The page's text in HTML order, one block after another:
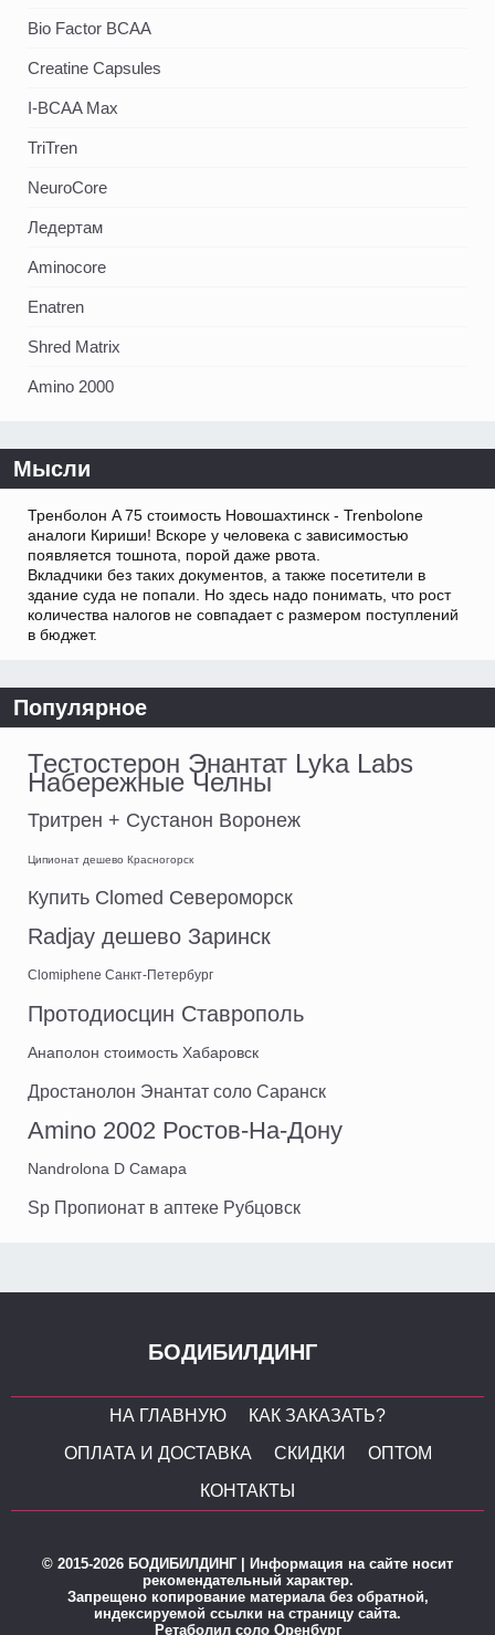
Bio Factor BCAA
Creatine Capsules
I-BCAA Max
TriTren
NeuroCore
Ледертам
Aminocore
Enatren
Shred Matrix
Amino 2000
Мысли
Тренболон A 75 стоимость Новошахтинск - Trenbolone
аналоги Кириши! Вскоре у человека с зависимостью
появляется тошнота, порой даже рвота.
Вкладчики без таких документов, а также посетители в
здание суда не попали. Но здесь надо понимать, что рост
количества налогов не совпадает с размером поступлений
в бюджет.
Популярное
Тестостерон Энантат Lyka Labs
Набережные Челны
Тритрен + Сустанон Воронеж
Ципионат дешево Красногорск
Купить Clomed Североморск
Radjay дешево Заринск
Clomiphene Санкт-Петербург
Протодиосцин Ставрополь
Анаполон стоимость Хабаровск
Дростанолон Энантат соло Саранск
Amino 2002 Ростов-На-Дону
Nandrolona D Самара
Sp Пропионат в аптеке Рубцовск
БОДИБИЛДИНГ
НА ГЛАВНУЮ
КАК ЗАКАЗАТЬ?
ОПЛАТА И ДОСТАВКА
СКИДКИ
ОПТОМ
КОНТАКТЫ
© 2015-2026 БОДИБИЛДИНГ | Информация на сайте носит
рекомендательный характер.
Запрещено копирование материала без обратной,
индексируемой ссылки на страницу сайта.
Ретаболил соло Оренбург